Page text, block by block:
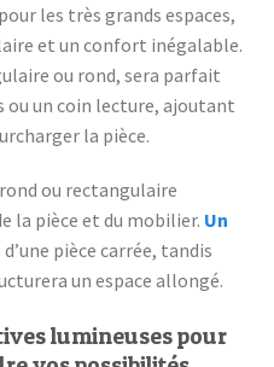
les très grands espaces,
et un confort inégalable.
ou rond, sera parfait
ou un coin lecture, ajoutant
la pièce.
ou rectangulaire
la pièce et du mobilier. Un
pièce carrée, tandis
un espace allongé.
lumineuses pour